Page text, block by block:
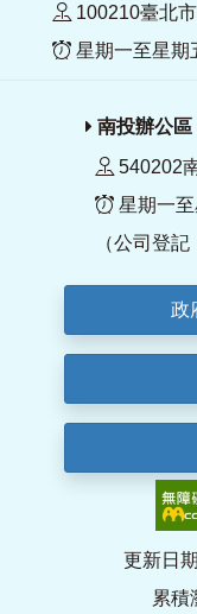
100210臺北
星期一至星期
南投辦公區
540202
星期一
（公司登
政
更新日
累積